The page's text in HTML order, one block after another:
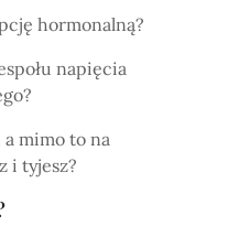
hormonalną?
napięcia
mimo to na
i tyjesz?